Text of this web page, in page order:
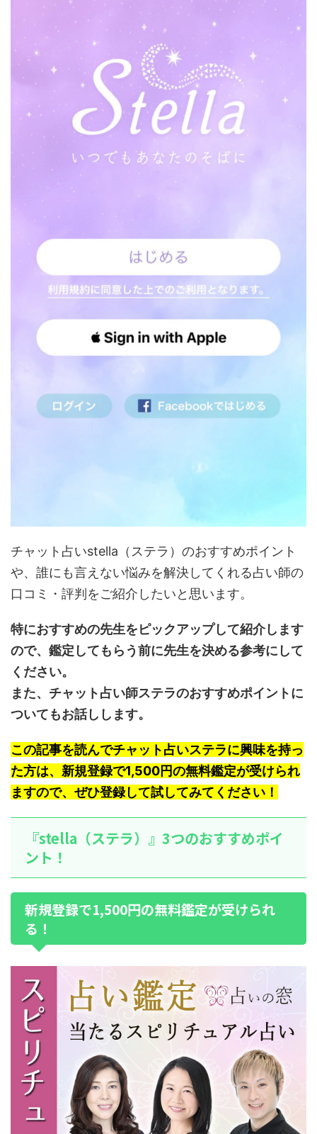
チャット占いstella（ステラ）のおすすめポイント
や、誰にも言えない悩みを解決してくれる占い師の
口コミ・評判をご紹介したいと思います。
特におすすめの先生をピックアップして紹介します
ので、鑑定してもらう前に先生を決める参考にして
ください。
また、チャット占い師ステラのおすすめポイントに
ついてもお話しします。
この記事を読んでチャット占いステラに興味を持っ
た方は、新規登録で1,500円の無料鑑定が受けられ
ますので、ぜひ登録して試してみてください！
『stella（ステラ）』3つのおすすめポイ
ント！
新規登録で1,500円の無料鑑定が受けられ
る！